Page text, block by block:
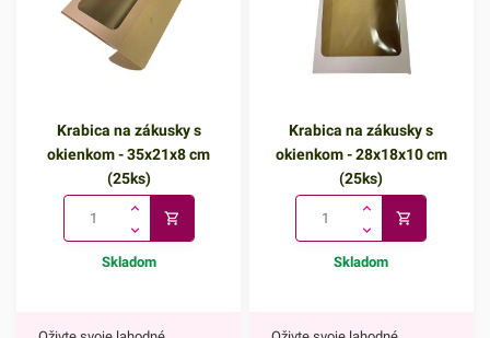
príležitostiach.V prípade, že
potrebujete krabičku iných
uškom.50ks/bal.Krabice
dodávame v rozloženom
Krabica na zákusky s
okienkom - 35x21x8 cm
(25ks)
Skladom
Krabica na zákusky s
okienkom - 28x18x10 cm
(25ks)
Skladom